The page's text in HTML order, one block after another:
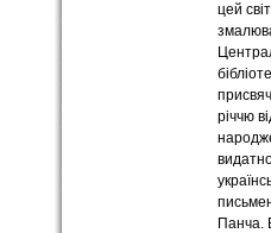
цей світ
річчю
Панча.